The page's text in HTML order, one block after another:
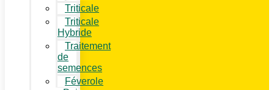
Triticale
Triticale
Hybride
Traitement
de
semences
Féverole